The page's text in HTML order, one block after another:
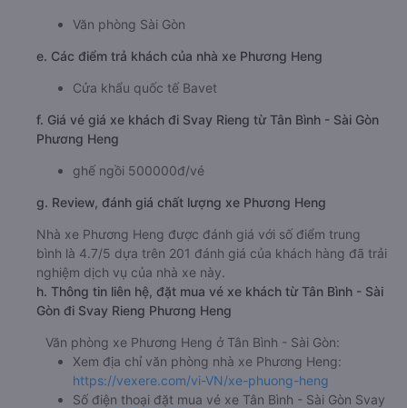
Phương Heng
Giờ xuất phát ở Tân Bình - Sài Gòn: 07:00, 13:00,
Giờ đến nơi ở Svay Rieng: 10:42, 16:42, 19:12
của nhà xePhương Hengkhoảng: 3.7 giờ
Cửa khẩu quốc tế Bavet
f. Giá vé giá xe khách đi Svay Rieng từ Tân Bình - Sài Gòn
Phương Heng
ghế ngồi 500000đ/vé
g. Review, đánh giá chất lượng xe Phương Heng
Nhà xe Phương Heng được đánh giá với số điểm trung